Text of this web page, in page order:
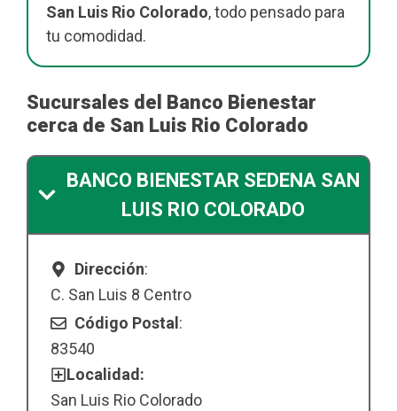
San Luis Rio Colorado, todo pensado para
tu comodidad.
Sucursales del Banco Bienestar
cerca de San Luis Rio Colorado
BANCO BIENESTAR SEDENA SAN
LUIS RIO COLORADO
Dirección:
C. San Luis 8 Centro
Código Postal :
83540
Localidad:
San Luis Rio Colorado